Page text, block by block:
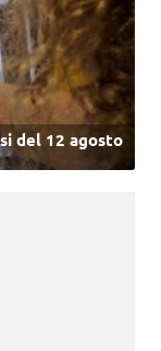
del 12 agosto